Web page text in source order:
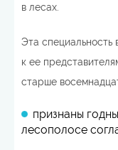
в лесах.
Эта специальность
к ее
старше
признаны
лесополосе